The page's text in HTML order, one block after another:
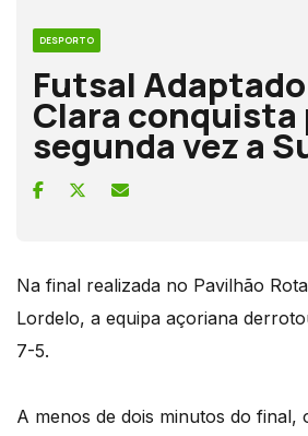
DESPORTO
Futsal
Clara conquista
segunda vez a
Na final realizada no Pavilhão
Lordelo, a equipa açoriana
7-5.
A menos de dois minutos do final,